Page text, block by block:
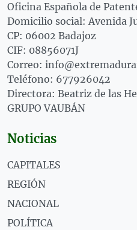
Oficina Española de
Domicilio social: Avenida
CP: 06002 Badajoz
CIF: 08856071J
Correo:
Teléfono: 677926042
Directora: Beatriz de las
GRUPO VAUBÁN
Noticias
CAPITALES
REGIÓN
NACIONAL
POLÍTICA